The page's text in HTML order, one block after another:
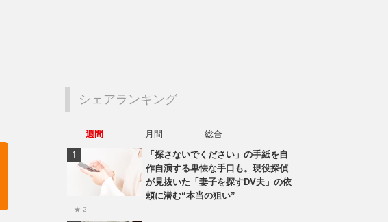
シェアランキング
週間 月間
総合
「探さないでください」の手紙を自
作自演する卑怯な手口も。現役探偵
が見抜いた「妻子を探すDV夫」の依
頼に潜む“本当の狙い”
★ 2